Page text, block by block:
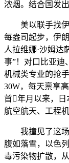
浓烟。结合国发出
美以联手找伊
每盎司起步，伊
人拉维娜·沙姆达
事”！对口比亚迪
机械类专业的抢
30W，每天禀享
首年月以来，日
航空航天、工程
我撞见了这场
腹如落雪，以色
毒污染物扩散，